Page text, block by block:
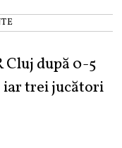
Cluj după 0-5
iar trei jucători